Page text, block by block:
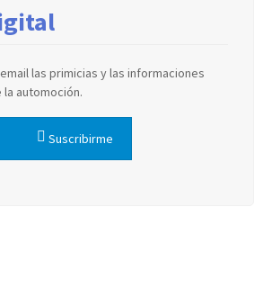
las primicias y las informaciones
automoción.
Suscribirme